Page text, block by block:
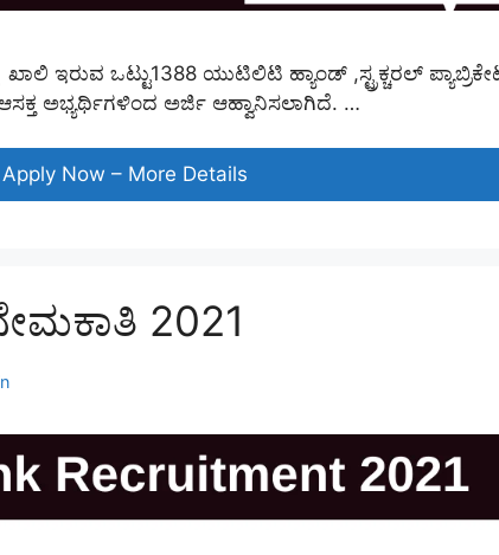
ಇರುವ ಒಟ್ಟು1388 ಯುಟಿಲಿಟಿ ಹ್ಯಾಂಡ್ ,ಸ್ಟ್ರಕ್ಚರಲ್
ಅಭ್ಯರ್ಥಿಗಳಿಂದ ಅರ್ಜಿ ಆಹ್ವಾನಿಸಲಾಗಿದೆ. …
Apply Now – More Details
ಹಡಗು
2021